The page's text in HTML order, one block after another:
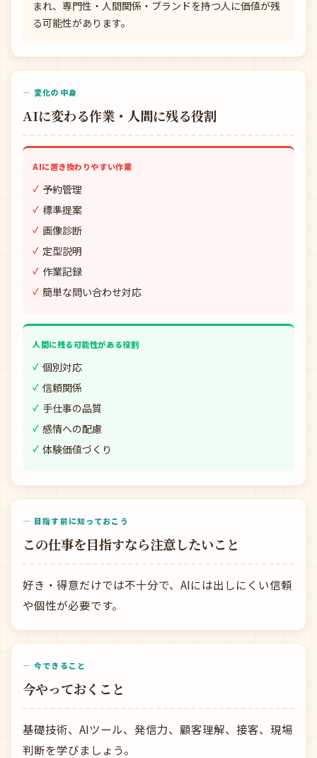
まれ、専門性・人間関係・ブランドを持つ人に価値が残
る可能性があります。
— 変化の中身
AIに変わる作業・人間に残る役割
AIに置き換わりやすい作業
予約管理
標準提案
画像診断
定型説明
作業記録
簡単な問い合わせ対応
人間に残る可能性がある役割
個別対応
信頼関係
手仕事の品質
感情への配慮
体験価値づくり
— 目指す前に知っておこう
この仕事を目指すなら注意したいこと
好き・得意だけでは不十分で、AIには出しにくい信頼
や個性が必要です。
— 今できること
今やっておくこと
基礎技術、AIツール、発信力、顧客理解、接客、現場
判断を学びましょう。